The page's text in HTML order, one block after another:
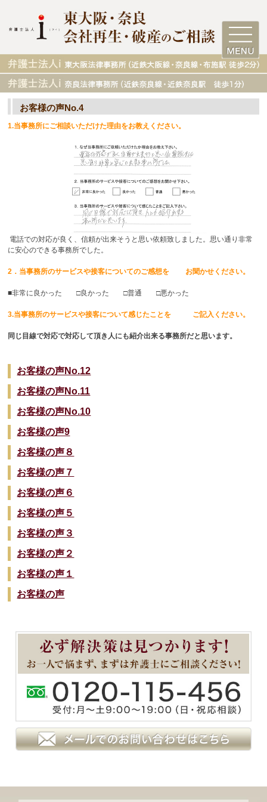
お客様の声No.4
1.当事務所にご相談いただけた理由をお教えください。
電話での対応が良く、信頼が出来そうと思い依頼致しました。思い通り非常
に安心のできる事務所でした。
2．当事務所のサービスや接客についてのご感想を お聞かせください。
■非常に良かった □良かった □普通 □悪かった
3.当事務所のサービスや接客について感じたことを ご記入ください。
同じ目線で対応で対応して頂き人にも紹介出来る事務所だと思います。
お客様の声No.12
お客様の声No.11
お客様の声No.10
お客様の声9
お客様の声８
お客様の声７
お客様の声６
お客様の声５
お客様の声３
お客様の声２
お客様の声１
お客様の声